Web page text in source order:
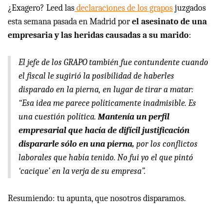
¿Exagero? Leed lasdeclaraciones de los graposjuzgados
esta semana pasada en Madrid porel asesinato de una
empresaria y las heridas causadas a su marido:
El jefe de losGRAPOtambién fue contundente cuando
el fiscal le sugirió la posibilidad de haberles
disparado en la pierna, en lugar de tirar a matar:
“Esa idea me parece políticamente inadmisible. Es
una cuestión política. Mantenía un perfil
empresarial que hacía de difícil justificación
dispararle sólo en una pierna, por los conflictos
laborales que había tenido. No fui yo el que pintó
‘cacique’ en la verja de su empresa”.
Resumiendo: tu apunta, que nosotros disparamos.